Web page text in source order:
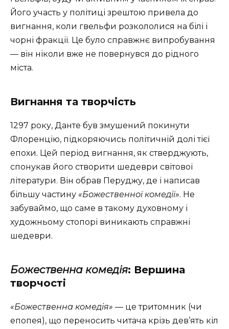
Його участь у політиці зрештою привела до
вигнання, коли гвельфи розкололися на білі і
чорні фракції. Це було справжнє випробування
— він ніколи вже не повернувся до рідного
міста.
Вигнання та творчість
1297 року, Данте був змушений покинути
Флоренцію, підкоряючись політичній долі тієї
епохи. Цей період вигнання, як стверджують,
спонукав його створити шедеври світової
літератури. Він обрав Перуджу, де і написав
більшу частину «Божественної комедії». Не
забуваймо, що саме в такому духовному і
художньому стопорі виникають справжні
шедеври.
Божественна комедія: Вершина
творчості
«Божественна комедія» — це тритомник (чи
епопея), що переносить читача крізь дев’ять кіл